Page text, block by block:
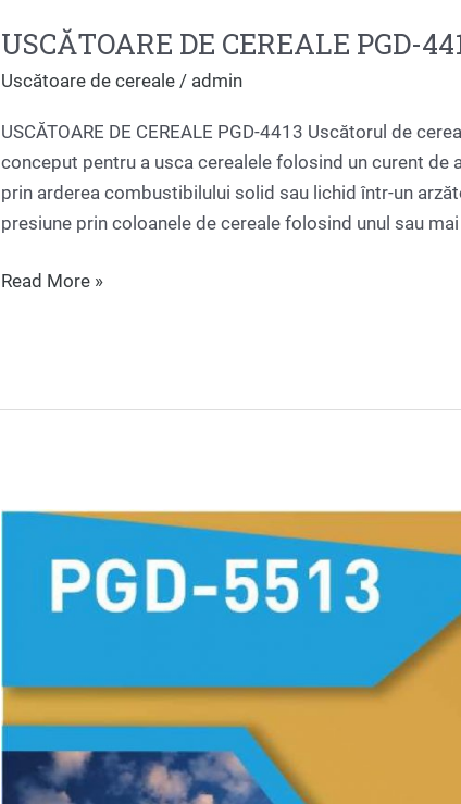
USCĂTOARE DE CEREALE PGD-
Uscătoare de cereale / admin
USCĂTOARE DE CEREALE PGD-4413 Uscătorul de
conceput pentru a usca cerealele folosind un curent de
prin arderea combustibilului solid sau lichid într-un
presiune prin coloanele de cereale folosind unul sau
CEREALE
PGD-
Read More »
USCĂTOARE
CEREALE